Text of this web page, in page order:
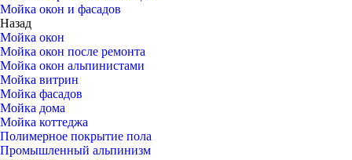
Мойка окон и фасадов
Назад
Мойка окон
Мойка окон после ремонта
Мойка окон альпинистами
Мойка витрин
Мойка фасадов
Мойка дома
Мойка коттеджа
Полимерное покрытие пола
Промышленный альпинизм